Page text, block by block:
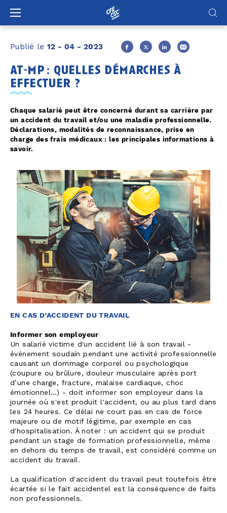
Publié le 12 - 04 - 2023
at-mp : quelles démarches à
effectuer ?
Chaque salarié peut être concerné durant sa carrière par
un accident du travail et/ou une maladie professionnelle.
Déclarations, modalités de reconnaissance, prise en
charge des frais médicaux : les principales informations à
savoir.
EN CAS D’ACCIDENT DU TRAVAIL
Informer son employeur
Un salarié victime d'un accident lié à son travail -
événement soudain pendant une activité professionnelle
causant un dommage corporel ou psychologique
(coupure ou brûlure, douleur musculaire après port
d’une charge, fracture, malaise cardiaque, choc
émotionnel…) - doit informer son employeur dans la
journée où s'est produit l'accident, ou au plus tard dans
les 24 heures. Ce délai ne court pas en cas de force
majeure ou de motif légitime, par exemple en cas
d'hospitalisation. À noter : un accident qui se produit
pendant un stage de formation professionnelle, même
en dehors du temps de travail, est considéré comme un
accident du travail.
La qualification d'accident du travail peut toutefois être
écartée si le fait accidentel est la conséquence de faits
non professionnels.
Panneau de gestion des cookies